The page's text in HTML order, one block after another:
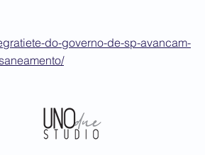
do-governo-de-sp-avancam-